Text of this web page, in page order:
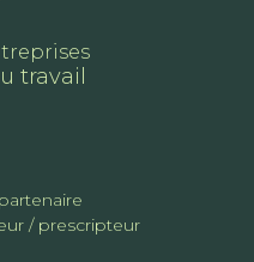
travail
/ prescripteur